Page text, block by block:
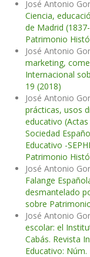
José Antonio
Ciencia,
de Madrid
Patrimonio
José Antonio
marketing,
Internacional
19 (2018)
José Antonio
prácticas, usos
educativo
Sociedad
Educativo -
Patrimonio
José Antonio
Falange
desmantelado
sobre
José Antonio
escolar: el
Cabás. Revista
Educativo: Núm.